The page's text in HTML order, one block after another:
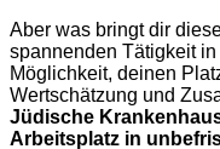
Aber was bringt dir
spannenden Tätigkeit
Möglichkeit, deinen
Wertschätzung und
Jüdische
Arbeitsplatz in